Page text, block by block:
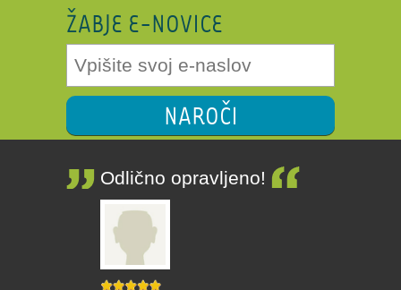
ŽABJE E-NOVICE
NAROČI
Odlično opravljeno!